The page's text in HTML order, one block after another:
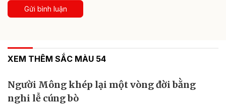
Gửi bình luận
XEM THÊM SẮC MÀU 54
Người Mông khép lại một vòng đời bằng
nghi lễ cúng bò